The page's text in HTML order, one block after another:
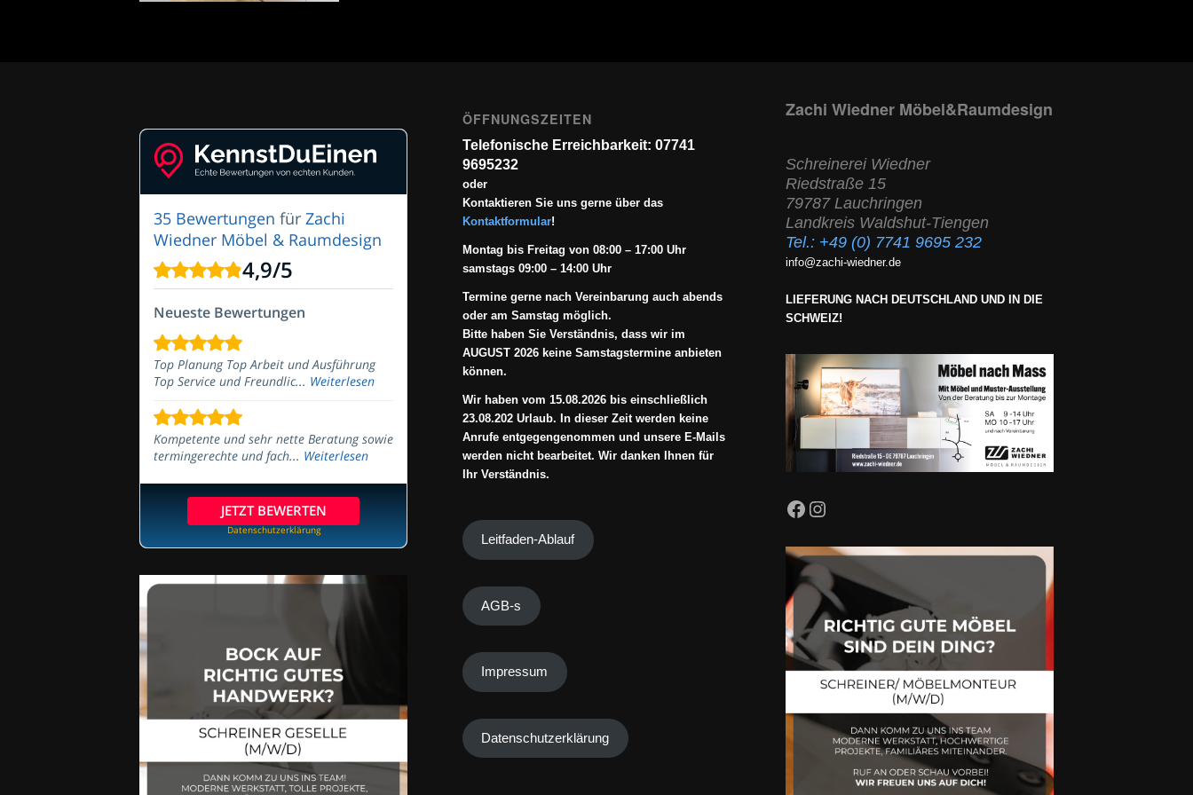
35 Bewertungen für Zachi
Wiedner Möbel & Raumdesign
4,9/5
Neueste Bewertungen
Top Planung Top Arbeit und Ausführung
Top Service und Freundlic... Weiterlesen
Kompetente und sehr nette Beratung sowie
termingerechte und fach... Weiterlesen
JETZT BEWERTEN
Datenschutzerklärung
ÖFFNUNGSZEITEN
Telefonische Erreichbarkeit: 07741
9695232
oder
Kontaktieren Sie uns gerne über das
Kontaktformular!
Montag bis Freitag von 08:00 – 17:00 Uhr
samstags 09:00 – 14:00 Uhr
Termine gerne nach Vereinbarung auch abends
oder am Samstag möglich.
Bitte haben Sie Verständnis, dass wir im
AUGUST 2026 keine Samstagstermine anbieten
können.
Wir haben vom 15.08.2026 bis einschließlich
23.08.202 Urlaub. In dieser Zeit werden keine
Anrufe entgegengenommen und unsere E-Mails
werden nicht bearbeitet. Wir danken Ihnen für
Ihr Verständnis.
Leitfaden-Ablauf
AGB-s
Impressum
Datenschutzerklärung
Zachi Wiedner Möbel&Raumdesign
Schreinerei Wiedner
Riedstraße 15
79787 Lauchringen
Landkreis Waldshut-Tiengen
Tel.: +49 (0) 7741 9695 232
info@zachi-wiedner.de
LIEFERUNG NACH DEUTSCHLAND UND IN DIE
SCHWEIZ!
Facebook
Instagram